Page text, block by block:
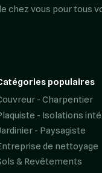
chez vous pour tous
populaires
- Charpentier
- Isolations
- Paysagiste
de nettoyage
& Revêtements